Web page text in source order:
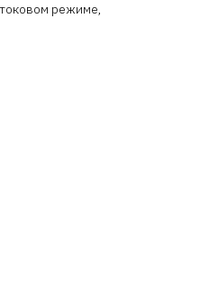
режиме,